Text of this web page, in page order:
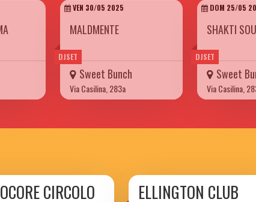
DJSET
VEN 30/05 2025
MALDMENTE
Sweet Bunch
Via Casilina, 283a
DJSET
DOM 25/05
SHAKTI
Sweet
Via Casilina,
CIRCOLO ELLINGTON CLUB